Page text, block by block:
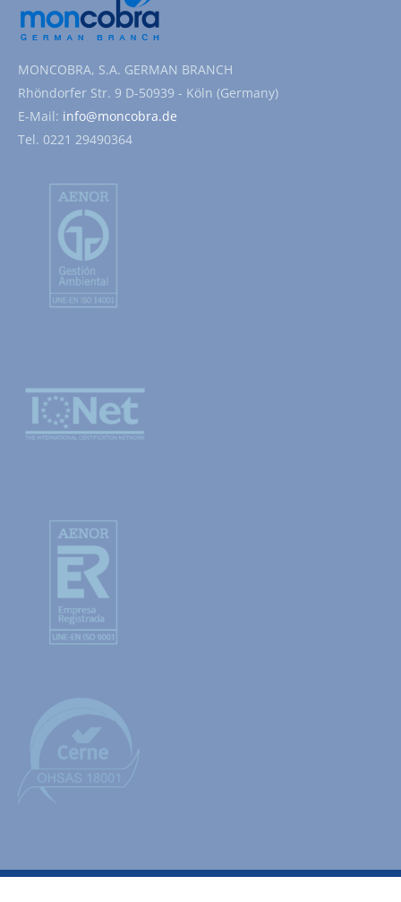
MONCOBRA, S.A. GERMAN BRANCH
Rhöndorfer Str. 9 D-50939 - Köln (Germany)
E-Mail: info@moncobra.de
Tel. 0221 29490364